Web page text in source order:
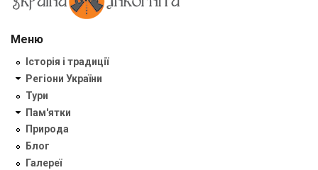
Меню
Історія і традиції
Регіони України
Тури
Пам'ятки
Природа
Блог
Галереї